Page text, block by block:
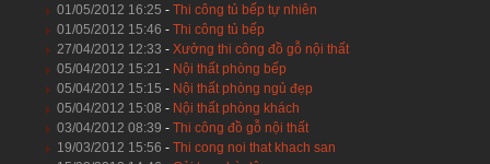
01/05/2012 16:25 - Thi công tủ bếp tự nhiên
01/05/2012 15:46 - Thi công tủ bếp
27/04/2012 12:33 - Xưởng thi công đồ gỗ nội thất
05/04/2012 15:21 - Nội thất phòng bếp
05/04/2012 15:15 - Nội thất phòng ngủ đẹp
05/04/2012 15:08 - Nội thất phòng khách
03/04/2012 08:39 - Thi công đồ gỗ nội thất
19/03/2012 15:56 - Thi cong noi that khach san